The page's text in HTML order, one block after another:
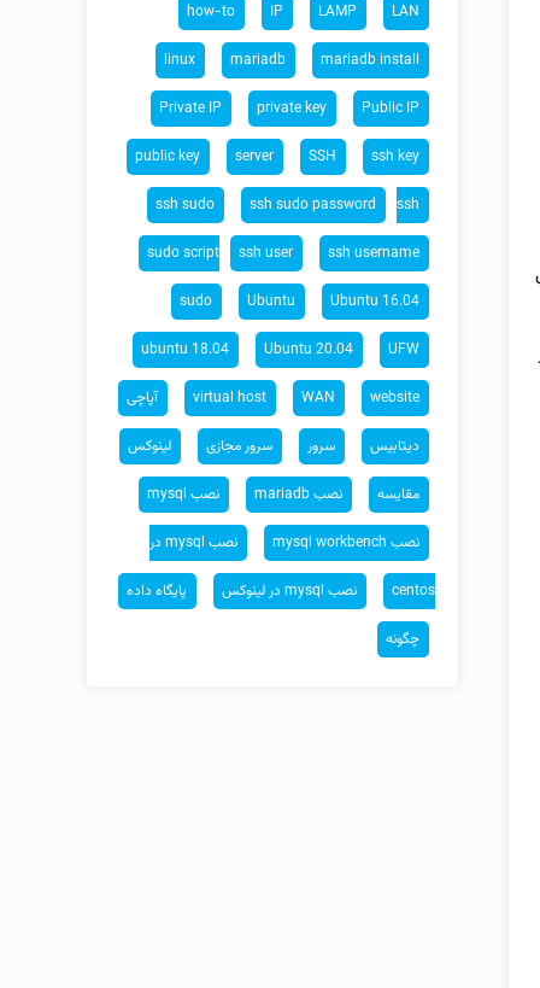
how-to IP LAMP LAN
linux mariadb mariadb install
Private IP private key Public IP
public key server SSH ssh key
ssh sudo ssh sudo password ssh
sudo script ssh user ssh username
sudo Ubuntu Ubuntu 16.04
ubuntu 18.04 Ubuntu 20.04 UFW
virtual host WAN website آپاچی
دیتابیس سرور سرور مجازی لینوکس
مقایسه نصب mariadb نصب mysql
نصب mysql workbench نصب mysql در
centos نصب mysql در لینوکس پایگاه داده
چگونه